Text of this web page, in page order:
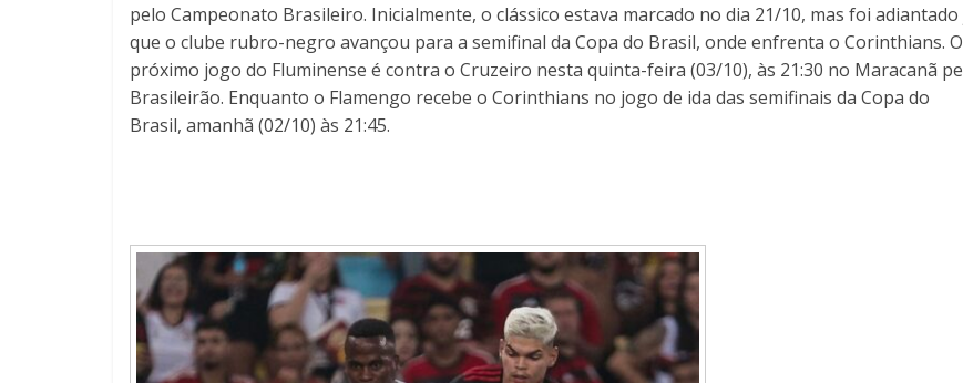
pelo Campeonato Brasileiro. Inicialmente, o clássico estava marcado no dia 21/10, mas foi adiantado
que o clube rubro-negro avançou para a semifinal da Copa do Brasil, onde enfrenta o Corinthians. O
próximo jogo do Fluminense é contra o Cruzeiro nesta quinta-feira (03/10), às 21:30 no Maracanã
Brasileirão. Enquanto o Flamengo recebe o Corinthians no jogo de ida das semifinais da Copa do
Brasil, amanhã (02/10) às 21:45.